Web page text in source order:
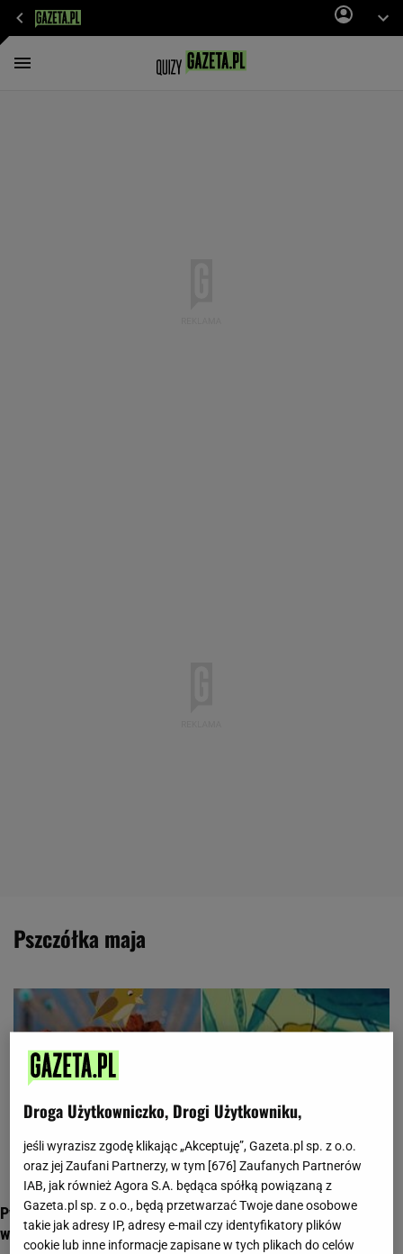
pszczółka maja
Pytamy o bajki dla dzieci sprzed lat. Pamiętasz piosenki z
wieczorynek?
Droga Użytkowniczko, Drogi Użytkowniku,
jeśli wyrazisz zgodę klikając „Akceptuję”, Gazeta.pl sp. z o.o.
oraz jej Zaufani Partnerzy, w tym [ 676 ] Zaufanych Partnerów
IAB, jak również Agora S.A. będąca spółką powiązaną z
Gazeta.pl sp. z o.o., będą przetwarzać Twoje dane osobowe
takie jak adresy IP, adresy e-mail czy identyfikatory plików
cookie lub inne informacje zapisane w tych plikach do celów